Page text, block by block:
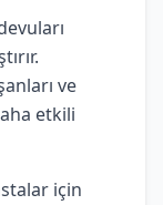
ve
etkili
için